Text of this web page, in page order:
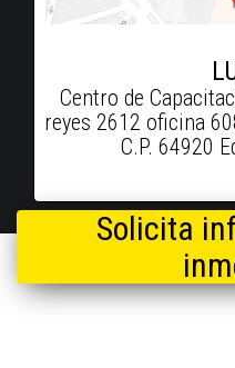
Centro de
reyes 2612 oficina
C.P. 64920
Solicita